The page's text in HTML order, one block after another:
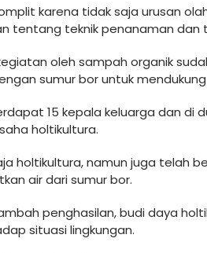
karena tidak saja urusan
tentang teknik penanaman dan
oleh sampah organik
sumur bor untuk
15 kepala keluarga dan di
holtikultura.
holtikultura, namun juga telah
air dari sumur bor.
penghasilan, budi daya
situasi lingkungan.